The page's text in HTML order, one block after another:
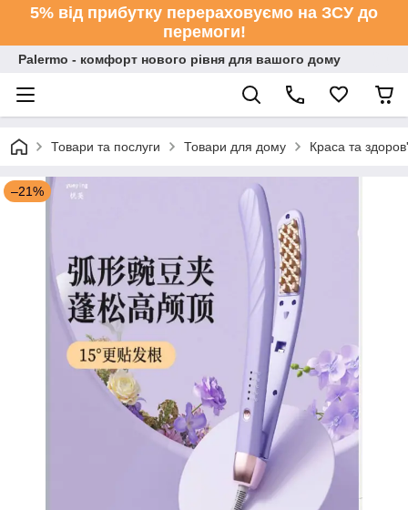
5% від прибутку перераховуємо на ЗСУ до
перемоги!
Palermo - комфорт нового рівня для вашого дому
Товари та послуги Товари для дому Краса та
–21%